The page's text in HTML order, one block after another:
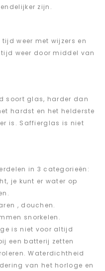
zijn.
weer met wijzers en
weer door middel van
soort glas, harder dan
hardst en het helderste
is. Saffierglas is niet
in 3 categorieën:
je kunt er water op
, douchen.
snorkelen.
is niet voor altijd
een batterij zetten
Waterdichtheid
van het horloge en